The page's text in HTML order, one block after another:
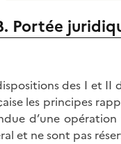
Portée
des I et II
les principes
d’une
et ne sont pas